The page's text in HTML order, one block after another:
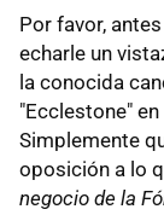
Por favor,
echarle un
la conocida
"Ecclestone"
Simplemente
oposición a lo
negocio de la